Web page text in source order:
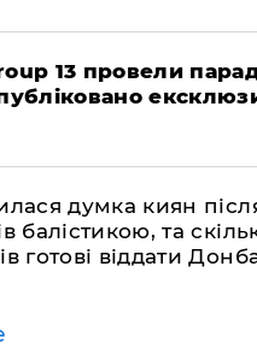
13 провели
думка киян
балістикою, та
готові віддати